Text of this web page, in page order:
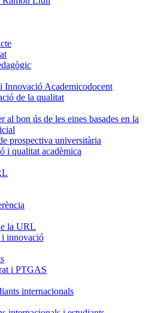
Innovació Academicodocent
de la qualitat
al bon ús de les eines basades en la
prospectiva universitària
i qualitat acadèmica
la URL
i innovació
i PTGAS
internacionals